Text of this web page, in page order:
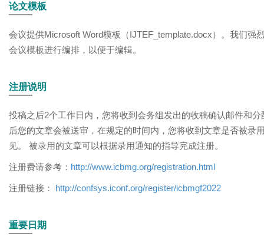
论文模板
会议提供Microsoft Word模板（ IJTEF_template.docx）。我们强
会议模板进行编排，以便于编辑。
注册说明
投稿之后2个工作日内，您将收到会务组发出的收稿确认邮件和
后您的文章会被送审，在规定的时间内，您将收到文章是否被录
见。 被录用的文章可以根据录用通知的指导完成注册。
注册费请参考： http://www.icbmg.org/registration.html
注册链接： http://confsys.iconf.org/register/icbmgf2022
重要日期